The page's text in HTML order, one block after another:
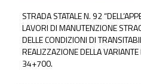
STRADA STATALE N. 92
LAVORI DI MANUTENZIONE
DELLE CONDIZIONI DI
REALIZZAZIONE DELLA
34+700.